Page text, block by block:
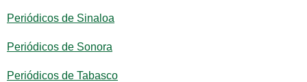
Periódicos de Sinaloa
Periódicos de Sonora
Periódicos de Tabasco